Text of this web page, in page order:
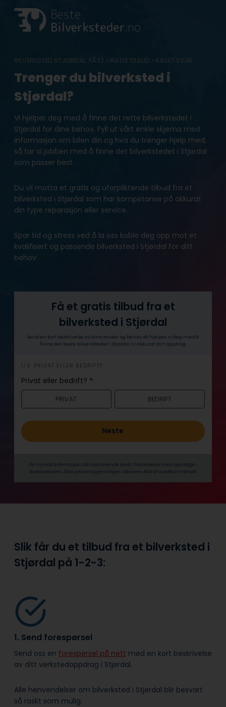
content
BILVERKSTED STJØRDAL: FÅ ET GRATIS TILBUD • RASKT SVAR
Trenger du bilverksted i
Stjørdal?
Vi hjelper deg med å finne det rette bilverkstedet i
Stjørdal for dine behov. Fyll ut vårt enkle skjema med
informasjon om bilen din og hva du trenger hjelp med,
så tar vi jobben med å finne det bilverkstedet i Stjørdal
som passer best.
Du vil motta et gratis og uforpliktende tilbud fra et
bilverksted i Stjørdal som har kompetanse på akkurat
din type reparasjon eller service.
Spar tid og stress ved å la oss koble deg opp mot et
kvalifisert og passende bilverksted i Stjørdal for ditt
behov.
Få et gratis tilbud fra et
bilverksted i Stjørdal
Send en kort beskrivelse av dine ønsker og behov, så hjelper vi deg med å
finne det beste bilverkstedet i Stjørdal til akkurat ditt oppdrag.
h
e
r
1/3: PRIVAT ELLER BEDRIFT?
Privat eller bedrift? *
PRIVAT BEDRIFT
Neste
Din kontaktinformasjon blir utelukkende brukt i forbindelse med oppdrags­
forespørselen. Dine person­­opplysninger utleveres ikke til uvedkommende.
Slik får du et tilbud fra et bilverksted i
Stjørdal på 1-2-3:
1. Send forespørsel
Send oss en forespørsel på nett med en kort beskrivelse
av ditt verkstedoppdrag i Stjørdal.
Alle henvendelser om bilverksted i Stjørdal blir besvart
så raskt som mulig.